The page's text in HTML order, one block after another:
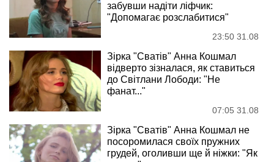
забувши надіти ліфчик:
"Допомагає розслабитися"
23:50 31.08
Зірка "Сватів" Анна Кошмал
відверто зізналася, як ставиться
до Світлани Лободи: "Не
фанат..."
07:05 31.08
Зірка "Сватів" Анна Кошмал не
посоромилася своїх пружних
грудей, оголивши ще й ніжки: "Як